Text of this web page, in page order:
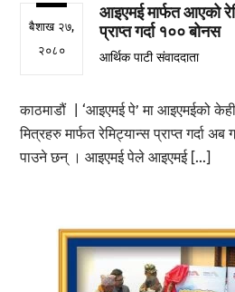
बैशाख २७,
२०८०
आइएमई मार्फत आएको
प्राप्त गर्दा १०० बोनस
आर्थिक पाटी संवाददाता
काठमाडौं | ‘आइएमई पे’ मा आइएमईको केही
मित्रहरु मार्फत रेमिट्यान्स प्राप्त गर्दा
पाउने छन् । आइएमई पेले आइएमई […]